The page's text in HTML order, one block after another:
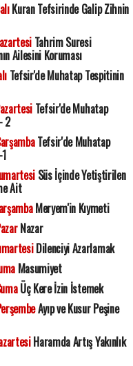
Kuran Tefsirinde Galip Zihnin
Tahrim Suresi
Ailesini Koruması
Tefsir'de Muhatap Tespitinin
Tefsir'de Muhatap
2
Tefsir'de Muhatap
Süs İçinde Yetiştirilen
Ait
Meryem'in Kıymeti
Nazar
Dilenciyi Azarlamak
Masumiyet
Üç Kere İzin İstemek
Ayıp ve Kusur Peşine
Haramda Artış Yakınlık